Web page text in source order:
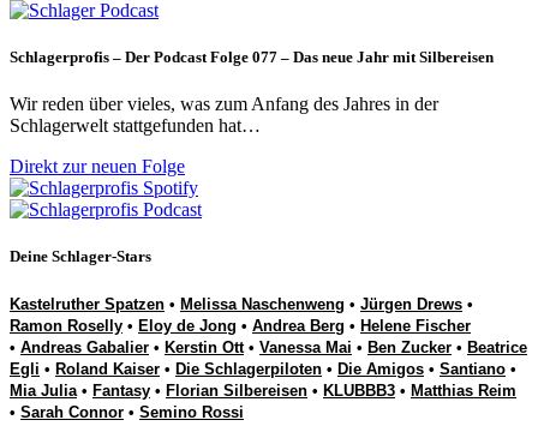
Schlagerprofis – Der Podcast Folge 077 – Das neue Jahr mit Silbereisen
Wir reden über vieles, was zum Anfang des Jahres in der
Schlagerwelt stattgefunden hat…
Direkt zur neuen Folge
Deine Schlager-Stars
Kastelruther Spatzen • Melissa Naschenweng • Jürgen Drews •
Ramon Roselly • Eloy de Jong • Andrea Berg • Helene Fischer
• Andreas Gabalier • Kerstin Ott• Vanessa Mai • Ben Zucker • Beatrice
Egli • Roland Kaiser • Die Schlagerpiloten • Die Amigos • Santiano •
Mia Julia• Fantasy • Florian Silbereisen • KLUBBB3 • Matthias Reim
• Sarah Connor • Semino Rossi